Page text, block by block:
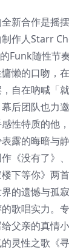
新合作是摇
作人Starr
Funk随性节
懒的口吻，
自在吶喊「
后团队也力
性特质的他
露的晦暗与
《没有了》
下等你》两
的遗憾与孤
歌唱实力。
父亲的真情
灵性之歌《